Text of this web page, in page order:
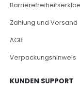
Zahlung und Versand
AGB
Verpackungshinweis
KUNDEN SUPPORT